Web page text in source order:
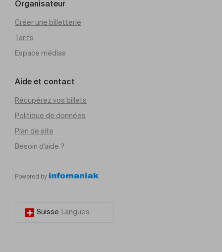
Organisateur
Créer une billetterie
Tarifs
Espace médias
Aide et contact
Récupérez vos billets
Politique de données
Plan de site
Besoin d'aide ?
Powered by
Suisse Langues